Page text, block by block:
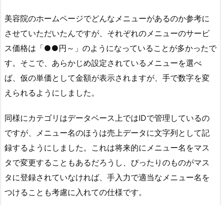
美容院のホームページでどんなメニューがあるのか参考に
させていただいたんですが、それぞれのメニューのサービ
ス価格は「●●円～」のようになっていることが多かったで
す。そこで、あらかじめ設定されているメニューを選べ
ば、仮の単価として金額が表示されますが、手で数字を変
えられるようにしました。
同様にカテゴリはデータベース上ではIDで管理しているの
ですが、メニュー名のほうは売上データに文字列として記
録するようにしました。これは将来的にメニュー名をマス
タで変更することもあるだろうし、ぴったりのものがマス
タに登録されていなければ、手入力で適当なメニュー名を
つけることも考慮に入れての仕様です。